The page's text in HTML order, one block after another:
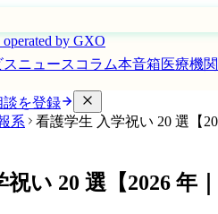
operated by GXO
ニュース コラム本音箱医療機
談を登録
系
看護学生 入学祝い 20 選【
い 20 選【2026 年